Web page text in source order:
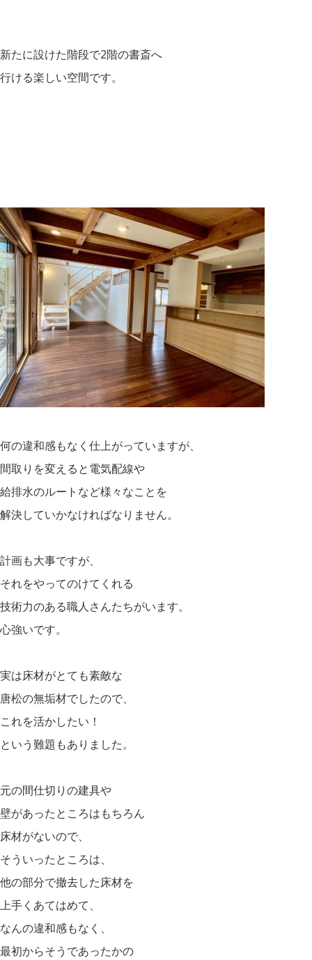
新たに設けた階段で2階の書斎へ
行ける楽しい空間です。
何の違和感もなく仕上がっていますが、
間取りを変えると電気配線や
給排水のルートなど様々なことを
解決していかなければなりません。
計画も大事ですが、
それをやってのけてくれる
技術力のある職人さんたちがいます。
心強いです。
実は床材がとても素敵な
唐松の無垢材でしたので、
これを活かしたい！
という難題もありました。
元の間仕切りの建具や
壁があったところはもちろん
床材がないので、
そういったところは、
他の部分で撤去した床材を
上手くあてはめて、
なんの違和感もなく、
最初からそうであったかの